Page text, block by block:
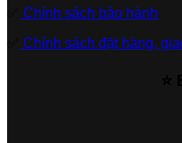
Chính sách bảo hành
Chính sách đặt hàng,